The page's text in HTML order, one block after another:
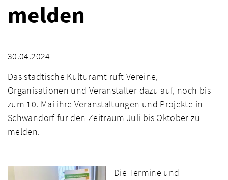
melden
30.04.2024
Das städtische Kulturamt ruft Vereine,
Organisationen und Veranstalter dazu auf, noch bis
zum 10. Mai ihre Veranstaltungen und Projekte in
Schwandorf für den Zeitraum Juli bis Oktober zu
melden.
Die Termine und